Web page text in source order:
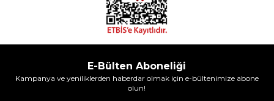
E-Bülten Aboneliği
Kampanya ve yeniliklerden haberdar olmak için e-bültenimize abone
olun!